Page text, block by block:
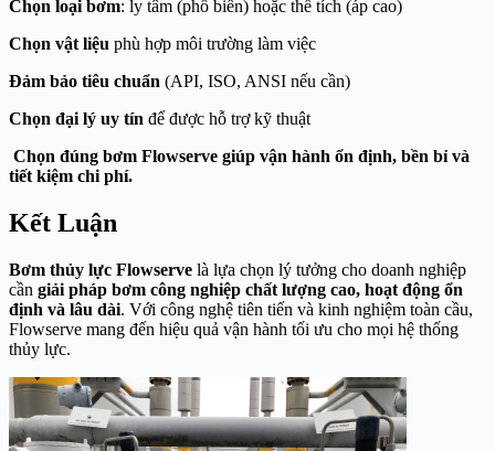
Chọn loại bơm: ly tâm (phổ biến) hoặc thể tích (áp cao)
Chọn vật liệu phù hợp môi trường làm việc
Đảm bảo tiêu chuẩn (API, ISO, ANSI nếu cần)
Chọn đại lý uy tín để được hỗ trợ kỹ thuật
Chọn đúng bơm Flowserve giúp vận hành ổn định, bền bỉ và
tiết kiệm chi phí.
Kết Luận
Bơm thủy lực Flowserve là lựa chọn lý tưởng cho doanh nghiệp
cần giải pháp bơm công nghiệp chất lượng cao, hoạt động ổn
định và lâu dài. Với công nghệ tiên tiến và kinh nghiệm toàn cầu,
Flowserve mang đến hiệu quả vận hành tối ưu cho mọi hệ thống
thủy lực.